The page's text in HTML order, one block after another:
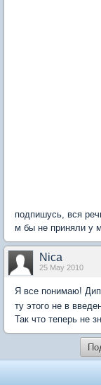
подпишусь, вся
м бы не приняли у
Nica
25 May 2010
Я все понимаю!
ту этого не в
Так что теперь не